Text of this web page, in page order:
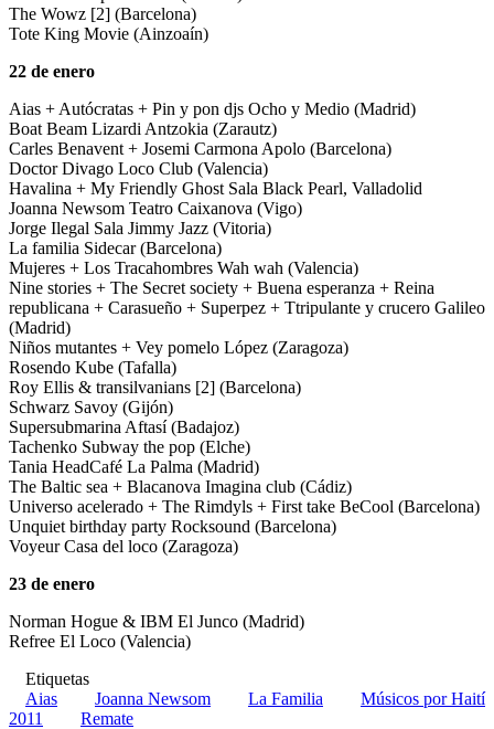
The Wowz [2] (Barcelona)
Tote King Movie (Ainzoaín)
22 de enero
Aias + Autócratas + Pin y pon djs Ocho y Medio (Madrid)
Boat Beam Lizardi Antzokia (Zarautz)
Carles Benavent + Josemi Carmona Apolo (Barcelona)
Doctor Divago Loco Club (Valencia)
Havalina + My Friendly Ghost Sala Black Pearl, Valladolid
Joanna Newsom Teatro Caixanova (Vigo)
Jorge Ilegal Sala Jimmy Jazz (Vitoria)
La familia Sidecar (Barcelona)
Mujeres + Los Tracahombres Wah wah (Valencia)
Nine stories + The Secret society + Buena esperanza + Reina
republicana + Carasueño + Superpez + Ttripulante y crucero Galileo
(Madrid)
Niños mutantes + Vey pomelo López (Zaragoza)
Rosendo Kube (Tafalla)
Roy Ellis & transilvanians [2] (Barcelona)
Schwarz Savoy (Gijón)
Supersubmarina Aftasí (Badajoz)
Tachenko Subway the pop (Elche)
Tania HeadCafé La Palma (Madrid)
The Baltic sea + Blacanova Imagina club (Cádiz)
Universo acelerado + The Rimdyls + First take BeCool (Barcelona)
Unquiet birthday party Rocksound (Barcelona)
Voyeur Casa del loco (Zaragoza)
23 de enero
Norman Hogue & IBM El Junco (Madrid)
Refree El Loco (Valencia)
Etiquetas
Aias
Joanna Newsom La Familia
Músicos por Haití
2011
Remate